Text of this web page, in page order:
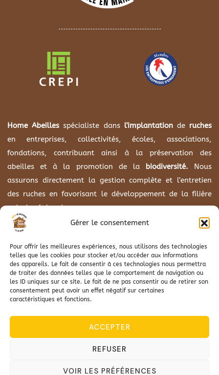
Gérer le consentement
Pour offrir les meilleures expériences, nous utilisons des technologies
telles que les cookies pour stocker et/ou accéder aux informations
des appareils. Le fait de consentir à ces technologies nous permettra
de traiter des données telles que le comportement de navigation ou
les ID uniques sur ce site. Le fait de ne pas consentir ou de retirer son
consentement peut avoir un effet négatif sur certaines
caractéristiques et fonctions.
ACCEPTER
REFUSER
VOIR LES PRÉFÉRENCES
Home Abeilles spécialiste dans l’implantationde ruches
en entreprises, collectivités, écoles, associations,
fondations, contribuant ainsi à la préservation des
abeilles et à la promotion de la biodiversité. Nous
assurons directement la gestion complète et l’entretien
des ruches en favorisant le développement de la filière
apicole régionale.
(+33) 06 82 46 83 84
contact@home-abeilles.fr
25 Rue des Vieilles Vignes 68700 ASPACH-MICHELBACH
Tous droits réservés © |Mentions légales